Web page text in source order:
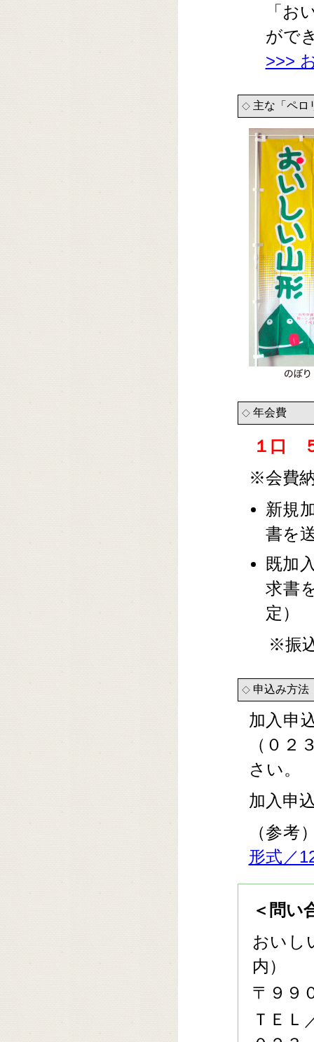
「お
がで
>>>
◇主な「ペロ
◇年会費
１口
※会費
新規
書を
既加
求書
定）
※振
◇申込み方法
加入申
（０２
さい。
加入申
（参考
形式／
＜問い
おいし
内）
〒９９
ＴＥ